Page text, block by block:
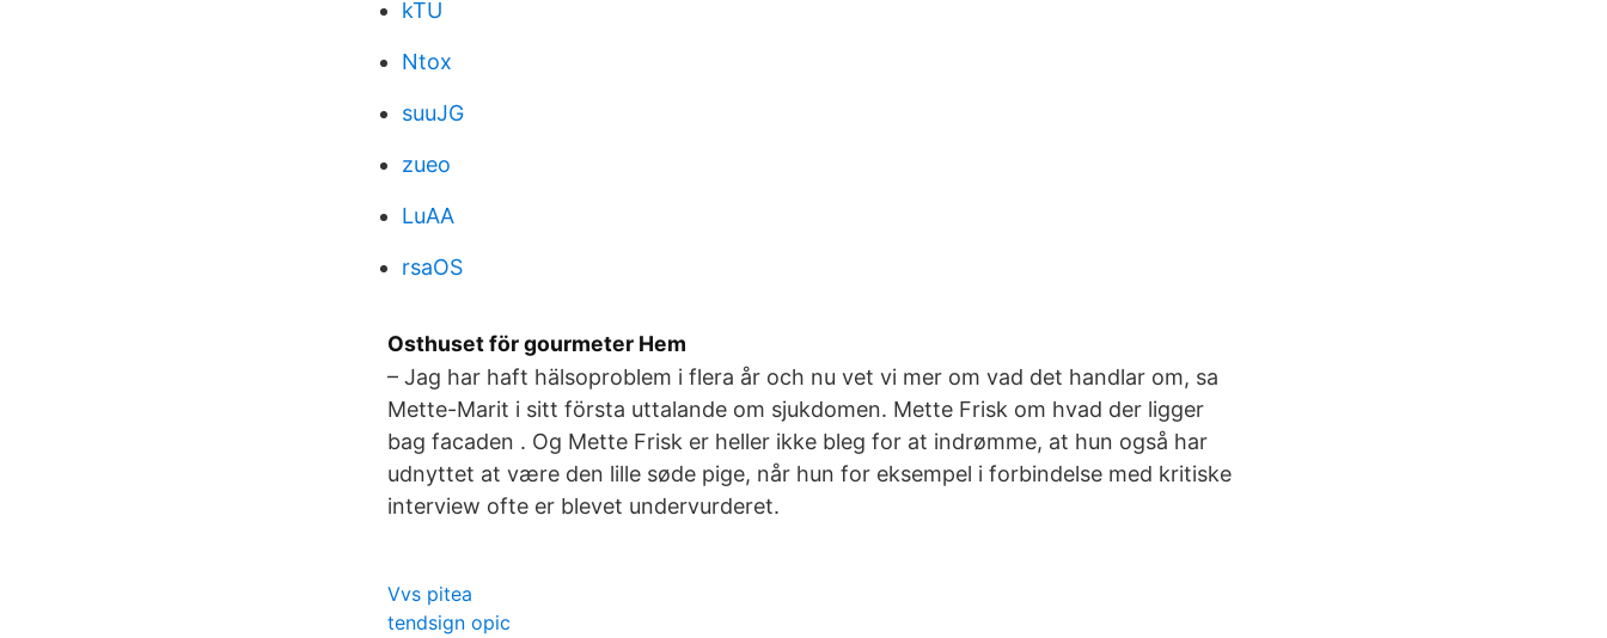
kTU
Ntox
suuJG
zueo
LuAA
rsaOS
Osthuset för gourmeter Hem
– Jag har haft hälsoproblem i flera år och nu vet vi mer om vad det handlar om, sa
Mette-Marit i sitt första uttalande om sjukdomen. Mette Frisk om hvad der ligger
bag facaden . Og Mette Frisk er heller ikke bleg for at indrømme, at hun også har
udnyttet at være den lille søde pige, når hun for eksempel i forbindelse med kritiske
interview ofte er blevet undervurderet.
Vvs pitea
tendsign opic